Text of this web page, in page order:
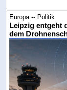
Europa -- Politik
Leipzig entgeht
dem